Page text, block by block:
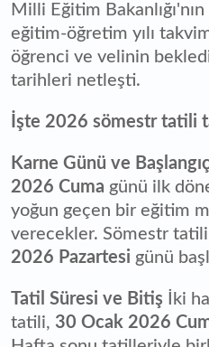
Milli Eğitim
eğitim-öğretim yılı
öğrenci ve velinin
tarihleri netleşti.
İşte 2026 sömestr tatili
Karne Günü ve Başlangıç
2026 Cuma günü ilk
yoğun geçen bir eğitim
verecekler. Sömestr
2026 Pazartesi günü
Tatil Süresi ve Bitiş İki
tatili, 30 Ocak 2026